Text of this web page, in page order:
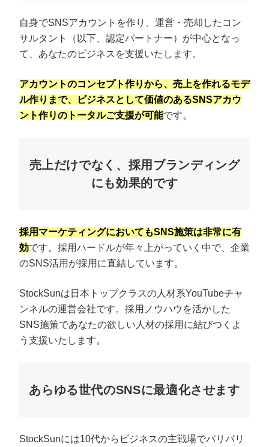
自身でSNSアカウントを作り、運営・売却したコン
サルタント（以下、認定パートナー）が中心となっ
て、あなたのビジネスを支援いたします。
アカウントのコンセプト作りから、売上を作れるモデ
ル作りまで、ビジネスとして価値のあるSNSアカウ
ント作りのトータルご支援が可能です。
売上だけでなく、採用ブランディング
にも効果的です
採用マーケティングにおいてもSNS施策は非常に有
効です。採用ハードルが年々上がっていく中で、企業
のSNS活用が採用に直結しています。
StockSunは日本トップクラスの人材系YouTubeチャ
ンネルの運営会社です。採用ノウハウを活かした
SNS施策であなたの欲しい人材の採用に結びつくよ
う支援いたします。
あらゆる世代のSNSに最適化させます
StockSunには10代からビジネスの主戦場でバリバリ